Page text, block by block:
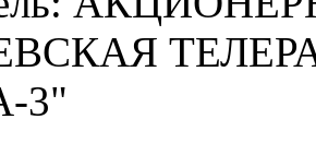
3"